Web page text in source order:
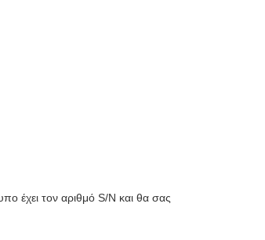
έχει τον αριθμό S/N και θα σας